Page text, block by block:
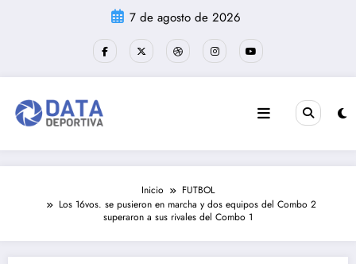
7 de agosto de 2026
Inicio
FUTBOL
Los 16vos. se pusieron en marcha y dos equipos del Combo 2
superaron a sus rivales del Combo 1